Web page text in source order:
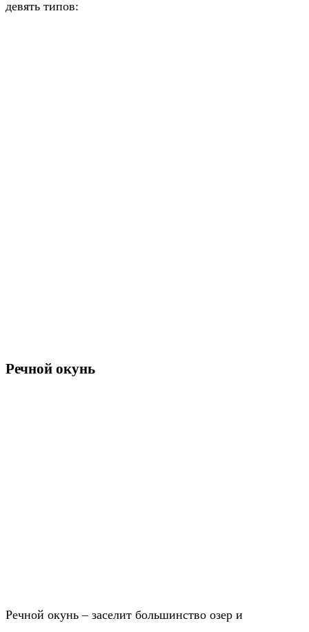
девять типов:
Речной окунь
Речной окунь – заселит большинство озер и